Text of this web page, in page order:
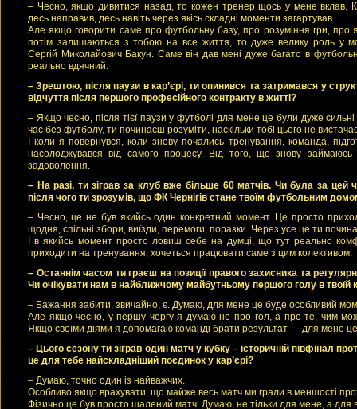
– Чесно, якщо дивитися назад, то кожен тренер щось у мене вклав.
десь направив, десь навіть через якісь складні моменти загартував.
Але якщо говорити саме про футбольну базу, про розуміння гри, про
потім залишаються з тобою на все життя, то дуже велику роль у
Сергій Миколайович Бакун. Саме він дав мені дуже багато в
реально вдячний.
– Зрештою, після паузи в кар’єрі, ти опинився та затримався у
відчуття після першого професійного контракту в житті?
– Якщо чесно, після тієї паузи у футболі для мене це були дуже
час без футболу, ти починаєш розуміти, наскільки тобі цього не
І коли я повернувся, коли знову почались тренування, команда,
насолоджувався від самого процесу. Від того, що знову
задоволення.
– На разі, ти зіграв за клуб вже більше 60 матчів. Чи була за цей
після чого ти зрозумів, що ФК Чернігів стане твоїм футбольним
– Чесно, це не був якийсь один конкретний момент. Це просто
щодня, спільні збори, виїзди, перемоги, поразки. Через усе це ти
І в якийсь момент просто ловиш себе на думці, що тут реально
приходити на тренування, хочеться працювати саме з цим колективом.
– Останнім часом ти граєш на позиції правого захисника та
Чи очікувати нам в найближчому майбутньому першого голу в твоїй
– Бажання забити, звичайно, є. Думаю, для мене це буде особливий
Але якщо чесно, у першу чергу я думаю не про гол, а про те, чим
Якщо своїми діями я допомагаю команді брати результат — для мене
– Цього сезону ти зіграв один матч у кубку – історичній півфінал
це для тебе найскладніший поєдинок у кар’єрі?
– Думаю, точно один із найважчих.
Особливо якщо врахувати, що майже весь матч ми грали в меншості
Фізично це був просто шалений матч. Думаю, не тільки для мене, а для